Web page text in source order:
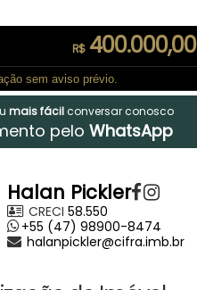
R$400.000,00
sem aviso prévio.
mais fácilconversar conosco
pelo WhatsApp
Halan Pickler
CRECI 58.550
+55 (47) 98900-8474
halanpickler@cifra.imb.br